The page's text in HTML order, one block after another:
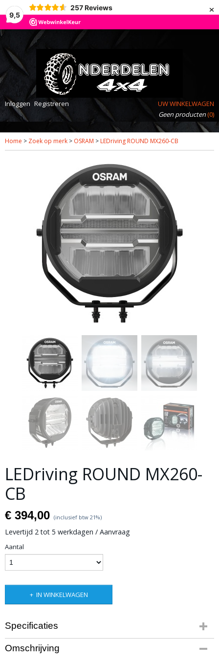
9,5
257 Reviews ×
Inloggen Registreren
UW WINKELWAGEN
Geen producten(0)
Home > Zoek op merk > OSRAM > LEDriving ROUND MX260-CB
LEDriving ROUND MX260-
CB
€ 394,00 (inclusief btw 21%)
Levertijd 2 tot 5 werkdagen / Aanvraag
Aantal
IN WINKELWAGEN
Specificaties
Bruto gewicht
4,00 Kg
Omschrijving